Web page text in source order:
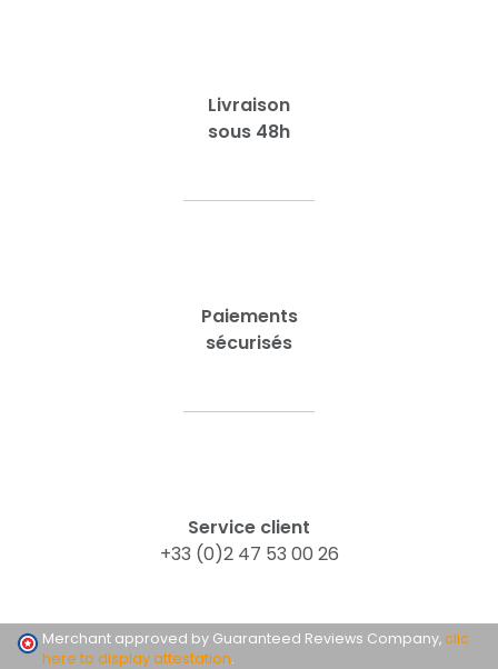
Livraison
sous 48h
Paiements
sécurisés
Service client
+33 (0)2 47 53 00 26
Merchant approved by Guaranteed Reviews Company,clic
here to display attestation.